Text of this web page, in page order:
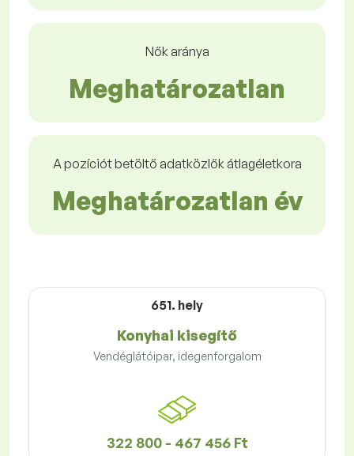
Nők aránya
Meghatározatlan
A pozíciót betöltő adatközlők átlagéletkora
Meghatározatlan év
651. hely
Konyhai kisegítő
Vendéglátóipar, idegenforgalom
322 800 - 467 456 Ft